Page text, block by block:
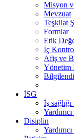
Misyon
Mevzuat
Teşkilat
Formlar
Etik
İç
Afiş ve
Yönetim
İSG
İş
Disiplin